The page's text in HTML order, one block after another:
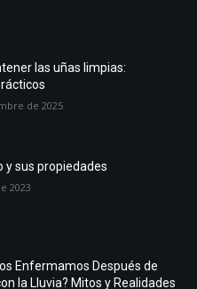
las uñas limpias:
de 2025
y sus propiedades
2023
Enfermamos Después de
la Lluvia? Mitos y Realidades